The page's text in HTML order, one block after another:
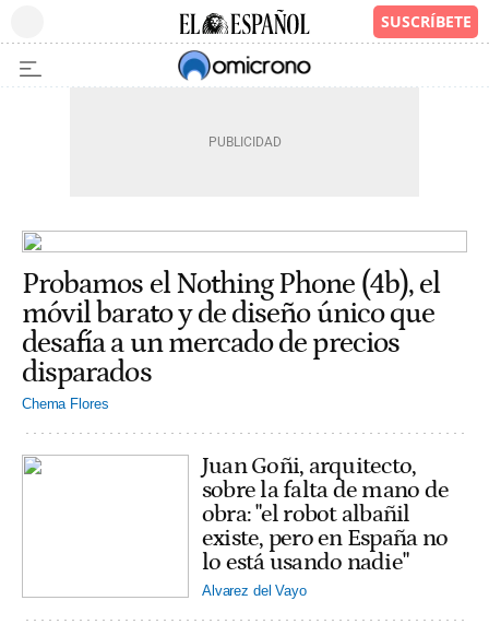
Probamos el Nothing Phone (4b), el
móvil barato y de diseño único que
desafía a un mercado de precios
disparados
Chema Flores
Juan Goñi, arquitecto,
sobre la falta de mano de
obra: "el robot albañil
existe, pero en España no
lo está usando nadie"
Alvarez del Vayo